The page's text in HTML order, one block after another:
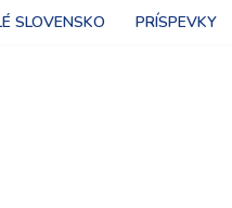
SLOVENSKO PRÍSPEVKY